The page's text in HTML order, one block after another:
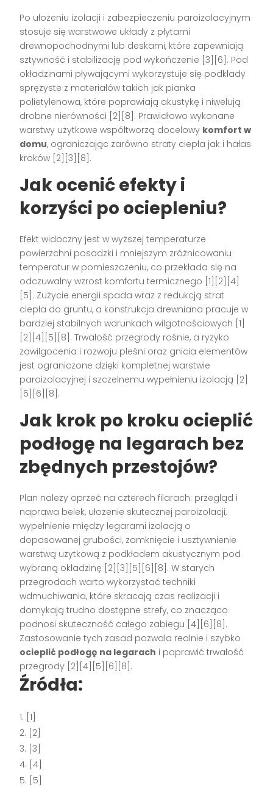
Po ułożeniu izolacji i zabezpieczeniu paroizolacyjnym
stosuje się warstwowe układy z płytami
drewnopochodnymi lub deskami, które zapewniają
sztywność i stabilizację pod wykończenie [3][6]. Pod
okładzinami pływającymi wykorzystuje się podkłady
sprężyste z materiałów takich jak pianka
polietylenowa, które poprawiają akustykę i niwelują
drobne nierówności [2][8]. Prawidłowo wykonane
warstwy użytkowe współtworzą docelowy komfort w
domu, ograniczając zarówno straty ciepła jak i hałas
kroków [2][3][8].
Jak ocenić efekty i
korzyści po ociepleniu?
Efekt widoczny jest w wyższej temperaturze
powierzchni posadzki i mniejszym zróżnicowaniu
temperatur w pomieszczeniu, co przekłada się na
odczuwalny wzrost komfortu termicznego [1][2][4]
[5]. Zużycie energii spada wraz z redukcją strat
ciepła do gruntu, a konstrukcja drewniana pracuje w
bardziej stabilnych warunkach wilgotnościowych [1]
[2][4][5][8]. Trwałość przegrody rośnie, a ryzyko
zawilgocenia i rozwoju pleśni oraz gnicia elementów
jest ograniczone dzięki kompletnej warstwie
paroizolacyjnej i szczelnemu wypełnieniu izolacją [2]
[5][6][8].
Jak krok po kroku ocieplić
podłogę na legarach bez
zbędnych przestojów?
Plan należy oprzeć na czterech filarach: przegląd i
naprawa belek, ułożenie skutecznej paroizolacji,
wypełnienie między legarami izolacją o
dopasowanej grubości, zamknięcie i usztywnienie
warstwą użytkową z podkładem akustycznym pod
wybraną okładzinę [2][3][5][6][8]. W starych
przegrodach warto wykorzystać techniki
wdmuchiwania, które skracają czas realizacji i
domykają trudno dostępne strefy, co znacząco
podnosi skuteczność całego zabiegu [4][6][8].
Zastosowanie tych zasad pozwala realnie i szybko
ocieplić podłogę na legarach i poprawić trwałość
przegrody [2][4][5][6][8].
Źródła:
[1]
[2]
[3]
[4]
[5]